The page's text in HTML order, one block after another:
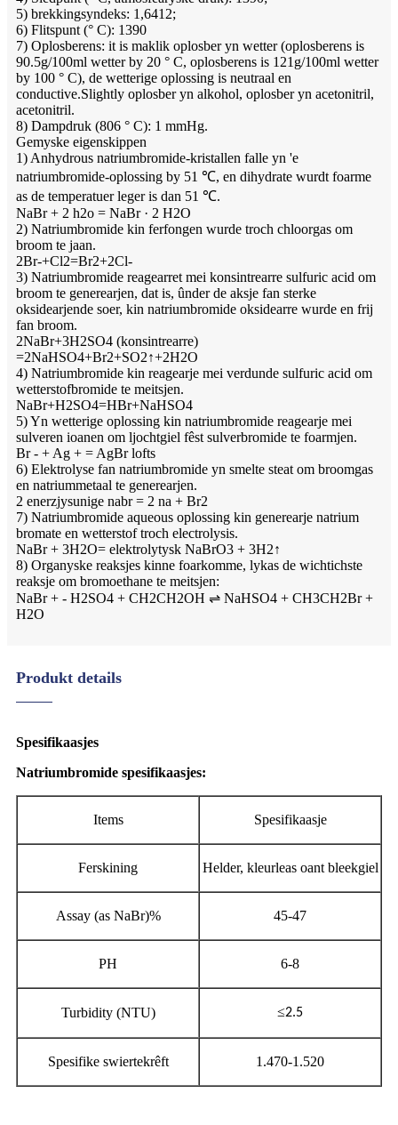
5) brekkingsyndeks: 1,6412;
6) Flitspunt (° C): 1390
7) Oplosberens: it is maklik oplosber yn wetter (oplosberens is
90.5g/100ml wetter by 20 ° C, oplosberens is 121g/100ml wetter
by 100 ° C), de wetterige oplossing is neutraal en
conductive.Slightly oplosber yn alkohol, oplosber yn acetonitril,
acetonitril.
8) Dampdruk (806 ° C): 1 mmHg.
Gemyske eigenskippen
1) Anhydrous natriumbromide-kristallen falle yn 'e
natriumbromide-oplossing by 51 ℃, en dihydrate wurdt foarme
as de temperatuer leger is dan 51 ℃.
NaBr + 2 h2o = NaBr · 2 H2O
2) Natriumbromide kin ferfongen wurde troch chloorgas om
broom te jaan.
2Br-+Cl2=Br2+2Cl-
3) Natriumbromide reagearret mei konsintrearre sulfuric acid om
broom te generearjen, dat is, ûnder de aksje fan sterke
oksidearjende soer, kin natriumbromide oksidearre wurde en frij
fan broom.
2NaBr+3H2SO4 (konsintrearre)
=2NaHSO4+Br2+SO2↑+2H2O
4) Natriumbromide kin reagearje mei verdunde sulfuric acid om
wetterstofbromide te meitsjen.
NaBr+H2SO4=HBr+NaHSO4
5) Yn wetterige oplossing kin natriumbromide reagearje mei
sulveren ioanen om ljochtgiel fêst sulverbromide te foarmjen.
Br - + Ag + = AgBr lofts
6) Elektrolyse fan natriumbromide yn smelte steat om broomgas
en natriummetaal te generearjen.
2 enerzjysunige nabr = 2 na + Br2
7) Natriumbromide aqueous oplossing kin generearje natrium
bromate en wetterstof troch electrolysis.
NaBr + 3H2O= elektrolytysk NaBrO3 + 3H2↑
8) Organyske reaksjes kinne foarkomme, lykas de wichtichste
reaksje om bromoethane te meitsjen:
NaBr + - H2SO4 + CH2CH2OH ⇌ NaHSO4 + CH3CH2Br +
H2O
Produkt details
Spesifikaasjes
Natriumbromide spesifikaasjes:
Items Spesifikaasje
Ferskining Helder, kleurleas oant bleekgiel
Assay (as NaBr)% 45-47
PH 6-8
Turbidity (NTU) ≤2.5
Spesifike swiertekrêft 1.470-1.520